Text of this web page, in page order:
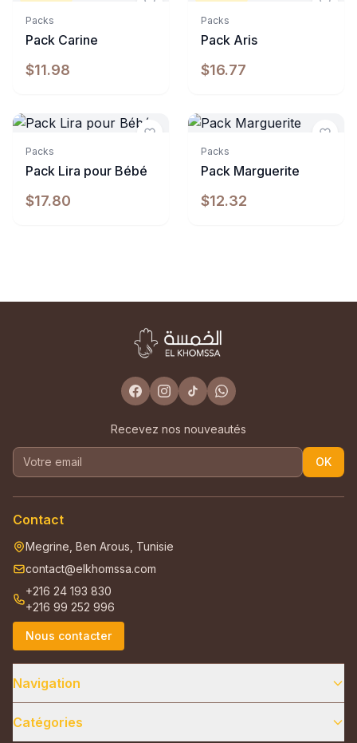
Packs
Pack Carine
$11.98
Packs
Pack Aris
$16.77
Packs
Pack Lira pour Bébé
$17.80
Packs
Pack Marguerite
$12.32
Recevez nos nouveautés
OK
Contact
Megrine, Ben Arous, Tunisie
contact@elkhomssa.com
+216 24 193 830
+216 99 252 996
Nous contacter
Navigation
Catégories